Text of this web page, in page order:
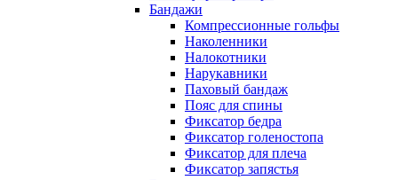
Бандажи
Компрессионные гольфы
Наколенники
Налокотники
Нарукавники
Паховый бандаж
Пояс для спины
Фиксатор бедра
Фиксатор голеностопа
Фиксатор для плеча
Фиксатор запястья